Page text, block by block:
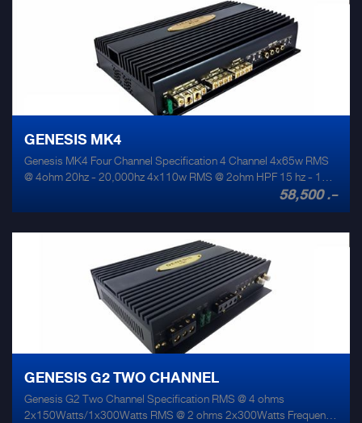
GENESIS MK4
Genesis MK4 Four Channel Specification 4 Channel 4x65w RMS
@ 4ohm 20hz - 20,000hz 4x110w RMS @ 2ohm HPF 15 hz - 195
0.1% Size 300mm x 210mm x 62mm Weight 4.1kg Signal to
58,500 .-
GENESIS G2 TWO CHANNEL
Genesis G2 Two Channel Specification RMS @ 4 ohms
2x150Watts/1x300Watts RMS @ 2 ohms 2x300Watts Frequency